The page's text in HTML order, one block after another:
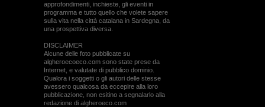
approfondimenti, inchieste, gli eventi in
programma e tutto quello che volete sapere
sulla vita nella città catalana in Sardegna, da
una prospettiva diversa.
DISCLAIMER
Alcune delle foto pubblicate su
algheroecoeco.com sono state prese da
Internet, e valutate di pubblico dominio.
Qualora i soggetti o gli autori delle stesse
avessero qualcosa da eccepire alla loro
pubblicazione, non esitino a segnalarlo alla
redazione di algheroeco.com